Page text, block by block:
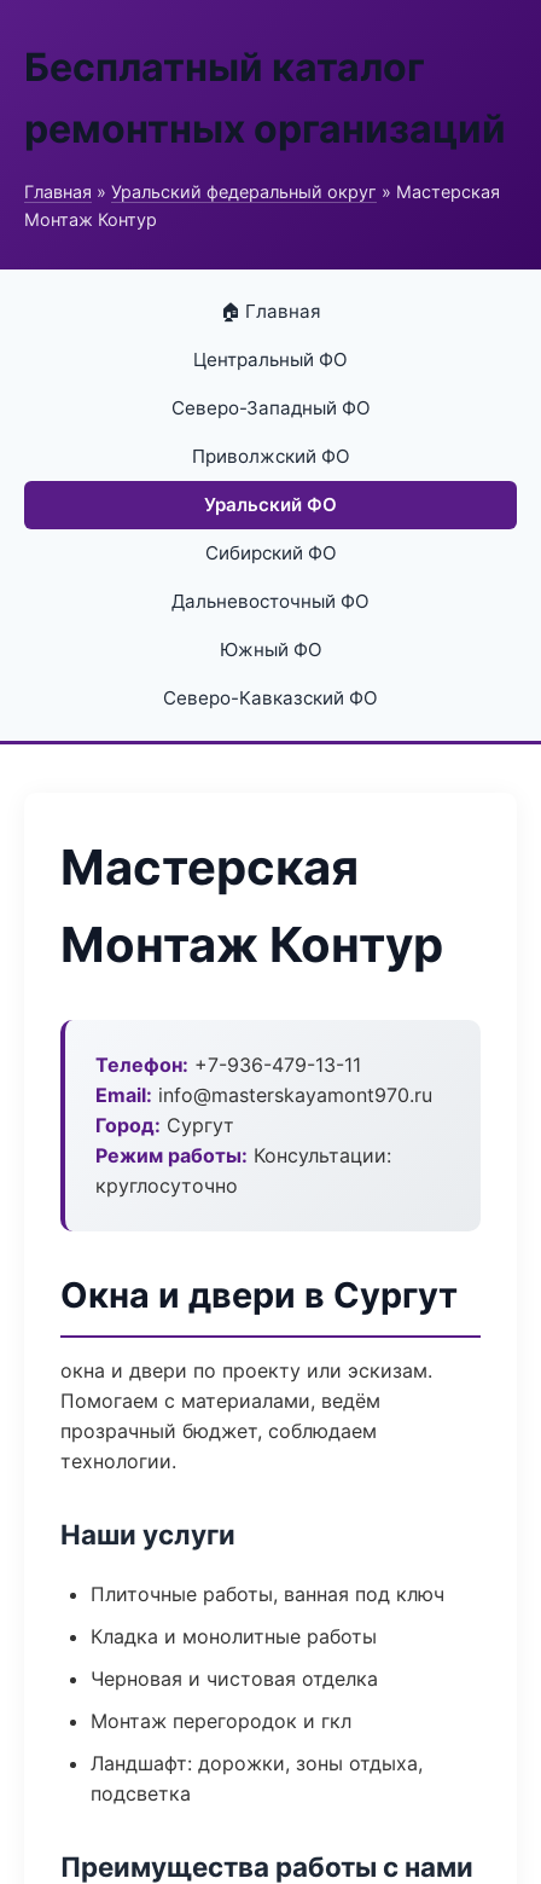
Бесплатный каталог
ремонтных организаций
Главная » Уральский федеральный округ » Мастерская
Монтаж Контур
🏠 Главная
Центральный ФО
Северо-Западный ФО
Приволжский ФО
Уральский ФО
Сибирский ФО
Дальневосточный ФО
Южный ФО
Северо-Кавказский ФО
Мастерская
Монтаж Контур
Телефон: +7-936-479-13-11
Email: info@masterskayamont970.ru
Город: Сургут
Режим работы: Консультации:
круглосуточно
Окна и двери в Сургут
окна и двери по проекту или эскизам.
Помогаем с материалами, ведём
прозрачный бюджет, соблюдаем
технологии.
Наши услуги
Плиточные работы, ванная под ключ
Кладка и монолитные работы
Черновая и чистовая отделка
Монтаж перегородок и гкл
Ландшафт: дорожки, зоны отдыха,
подсветка
Преимущества работы с нами